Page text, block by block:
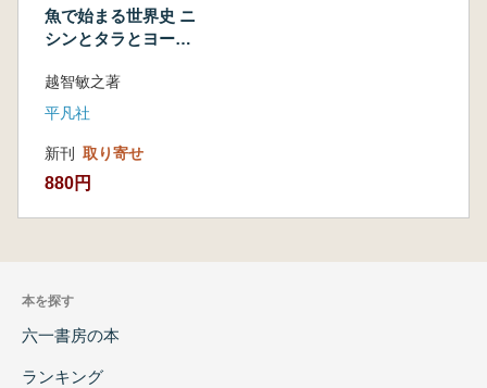
3 ニシン
4 タラ
あとがき
魚で始まる世界史 ニ
シンとタラとヨーロ
越智敏之著
平凡社
新刊 取り寄せ
880円
本を探す
六一書房の本
ランキング